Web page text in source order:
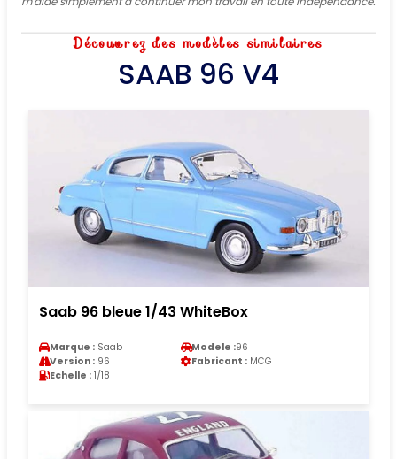
Découvrez des modèles similaires
SAAB 96 V4
Saab 96 bleue 1/43 WhiteBox
Marque : Saab Modele :96
Version : 96 Fabricant : MCG
Echelle : 1/18